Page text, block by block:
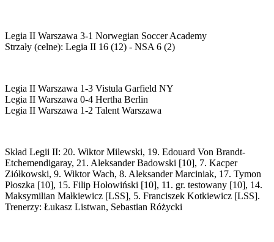
Legia II Warszawa 3-1 Norwegian Soccer Academy
Strzały (celne): Legia II 16 (12) - NSA 6 (2)
Legia II Warszawa 1-3 Vistula Garfield NY
Legia II Warszawa 0-4 Hertha Berlin
Legia II Warszawa 1-2 Talent Warszawa
Skład Legii II: 20. Wiktor Milewski, 19. Edouard Von Brandt-
Etchemendigaray, 21. Aleksander Badowski [10], 7. Kacper
Ziółkowski, 9. Wiktor Wach, 8. Aleksander Marciniak, 17. Tymon
Płoszka [10], 15. Filip Hołowiński [10], 11. gr. testowany [10], 14.
Maksymilian Małkiewicz [LSS], 5. Franciszek Kotkiewicz [LSS].
Trenerzy: Łukasz Listwan, Sebastian Różycki